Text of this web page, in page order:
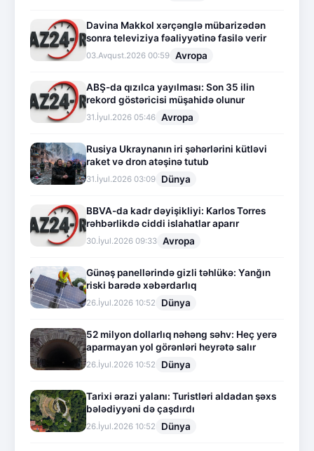
Davina Makkol xərçənglə mübarizədən
sonra televiziya fəaliyyətinə fasilə verir
03.Avqust.2026 00:59 Avropa
ABŞ-da qızılca yayılması: Son 35 ilin
rekord göstəricisi müşahidə olunur
31.İyul.2026 05:46 Avropa
Rusiya Ukraynanın iri şəhərlərini kütləvi
raket və dron atəşinə tutub
31.İyul.2026 03:09 Dünya
BBVA-da kadr dəyişikliyi: Karlos Torres
rəhbərlikdə ciddi islahatlar aparır
30.İyul.2026 09:33 Avropa
Günəş panellərində gizli təhlükə: Yanğın
riski barədə xəbərdarlıq
26.İyul.2026 10:52 Dünya
52 milyon dollarlıq nəhəng səhv: Heç yerə
aparmayan yol görənləri heyrətə salır
26.İyul.2026 10:52 Dünya
Tarixi ərazi yalanı: Turistləri aldadan şəxs
bələdiyyəni də çaşdırdı
26.İyul.2026 10:52 Dünya